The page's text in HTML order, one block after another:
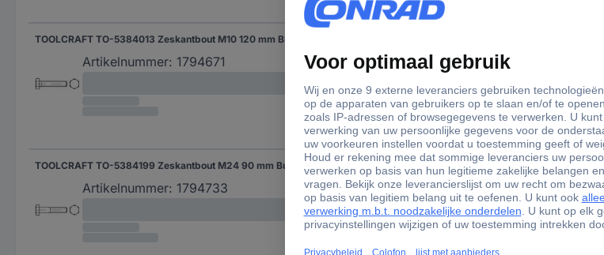
Artikelnummer: 1794671
TOOLCRAFT TO-5384199 Zeskantbout M24 90 mm Buitenzeskant DIN 960 Staal Galvanisch verzinkt 25 stuk(s)
Artikelnummer: 1794733
90 mm 25 stuk(s)